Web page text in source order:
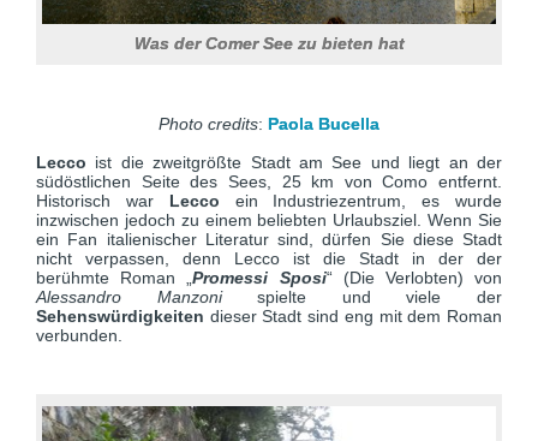
Was der Comer See zu bieten hat
Photo credits: Paola Bucella
Lecco ist die zweitgrößte Stadt am See und liegt an der
südöstlichen Seite des Sees, 25 km von Como entfernt.
Historisch war Lecco ein Industriezentrum, es wurde
inzwischen jedoch zu einem beliebten Urlaubsziel. Wenn Sie
ein Fan italienischer Literatur sind, dürfen Sie diese Stadt
nicht verpassen, denn Lecco ist die Stadt in der der
berühmte Roman „Promessi Sposi“ (Die Verlobten) von
Alessandro Manzonispielte und viele der
Sehenswürdigkeiten dieser Stadt sind eng mit dem Roman
verbunden.